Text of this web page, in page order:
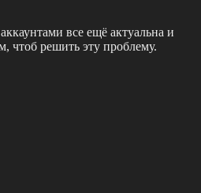
все ещё актуальна и
чтоб решить эту проблему.